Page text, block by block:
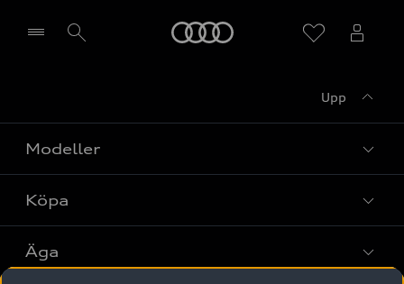
Upp
Modeller
Alla modeller
Elbilar
Köpa
Privaterbjudanden
Äga